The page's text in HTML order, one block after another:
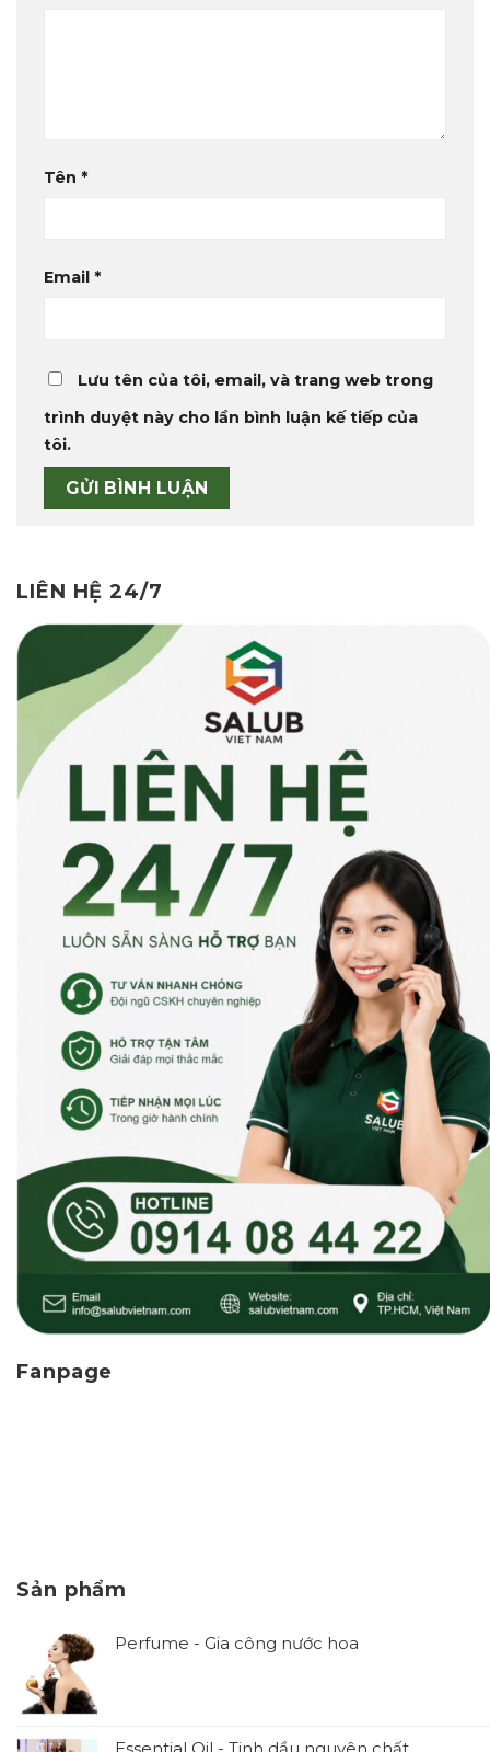
LIÊN HỆ 24/7
Fanpage
Sản phẩm
Perfume - Gia công nước hoa
Tên *
Email *
Lưu tên của tôi, email, và trang web trong
trình duyệt này cho lần bình luận kế tiếp của
tôi.